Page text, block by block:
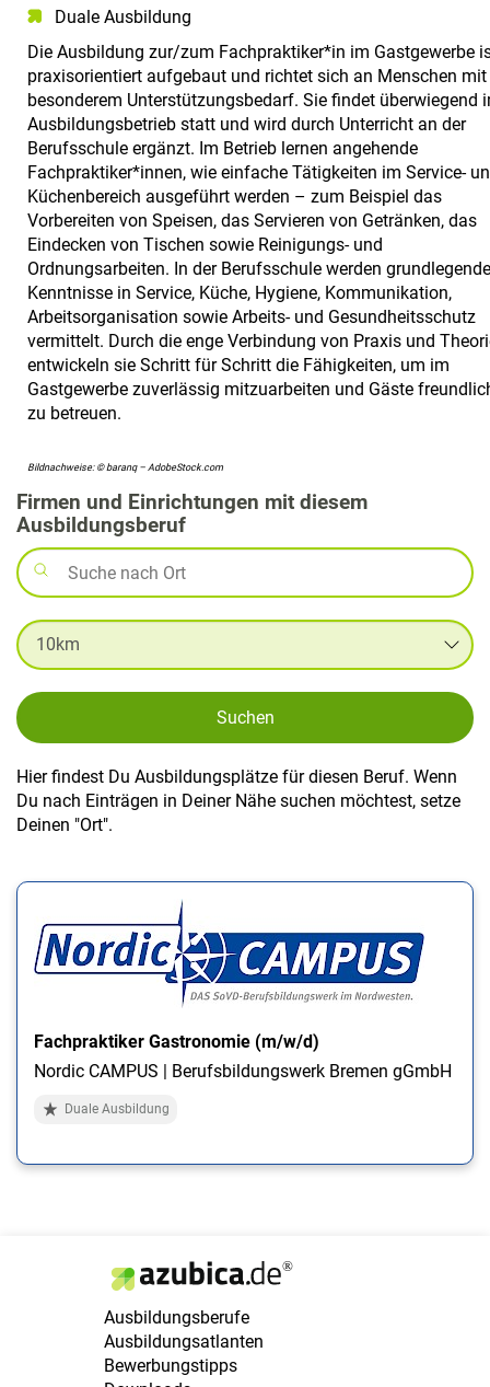
Duale Ausbildung
Die Ausbildung zur/zum Fachpraktiker*in im Gastgewerbe
praxisorientiert aufgebaut und richtet sich an Menschen mit
besonderem Unterstützungsbedarf. Sie findet überwiegend
Ausbildungsbetrieb statt und wird durch Unterricht an der
Berufsschule ergänzt. Im Betrieb lernen angehende
Fachpraktiker*innen, wie einfache Tätigkeiten im Service-
Küchenbereich ausgeführt werden – zum Beispiel das
Vorbereiten von Speisen, das Servieren von Getränken, das
Eindecken von Tischen sowie Reinigungs- und
Ordnungsarbeiten. In der Berufsschule werden grundlegende
Kenntnisse in Service, Küche, Hygiene, Kommunikation,
Arbeitsorganisation sowie Arbeits- und Gesundheitsschutz
vermittelt. Durch die enge Verbindung von Praxis und
entwickeln sie Schritt für Schritt die Fähigkeiten, um im
Gastgewerbe zuverlässig mitzuarbeiten und Gäste
zu betreuen.
Bildnachweise: © baranq – AdobeStock.com
Firmen und Einrichtungen mit diesem
Ausbildungsberuf
Suchen
Hier findest Du Ausbildungsplätze für diesen Beruf. Wenn
Du nach Einträgen in Deiner Nähe suchen möchtest, setze
Deinen "Ort".
Fachpraktiker Gastronomie (m/w/d)
Nordic CAMPUS | Berufsbildungswerk Bremen gGmbH
Duale Ausbildung
Ausbildungsberufe
Ausbildungsatlanten
Bewerbungstipps